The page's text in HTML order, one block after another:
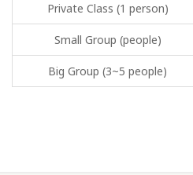
Private Class (1 person)
Small Group (people)
Big Group (3~5 people)